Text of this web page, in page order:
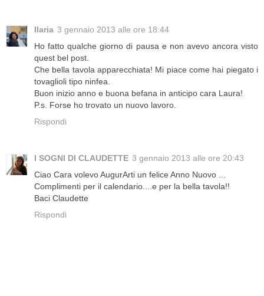
Ilaria 3 gennaio 2013 alle ore 18:44
Ho fatto qualche giorno di pausa e non avevo ancora visto
quest bel post.
Che bella tavola apparecchiata! Mi piace come hai piegato i
tovaglioli tipo ninfea.
Buon inizio anno e buona befana in anticipo cara Laura!
P.s. Forse ho trovato un nuovo lavoro.
Rispondi
I SOGNI DI CLAUDETTE 3 gennaio 2013 alle ore 20:43
Ciao Cara volevo AugurArti un felice Anno Nuovo ...
Complimenti per il calendario....e per la bella tavola!!
Baci Claudette
Rispondi